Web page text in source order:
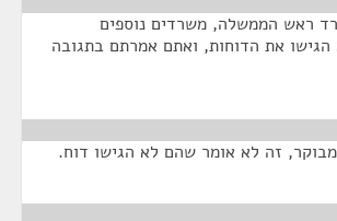
ראש הממשלה, משרדים נוספים
את הדוחות, ואתם אמרתם בתגובה
זה לא אומר שהם לא הגישו דוח.